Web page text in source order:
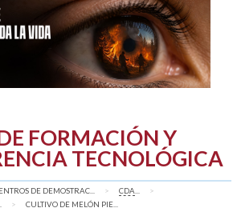
FORMACIÓN Y
TECNOLÓGICA
DE DEMOSTRAC... CDA
AQUÍ:
CULTIVO DE MELÓN PIE...